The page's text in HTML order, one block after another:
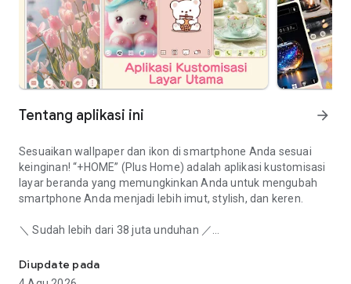
Tentang aplikasi ini arrow_forward
Sesuaikan wallpaper dan ikon di smartphone Anda sesuai
keinginan! “+HOME” (Plus Home) adalah aplikasi kustomisasi
layar beranda yang memungkinkan Anda untuk mengubah
smartphone Anda menjadi lebih imut, stylish, dan keren.
＼ Sudah lebih dari 38 juta unduhan ／
langsung mengganti wallpaper, ikon, jam, dan widget
pencarian dalam sekejap! Mengapa tidak mencoba membuat
Diupdate pada